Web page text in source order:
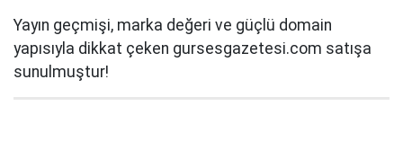
Yayın geçmişi, marka değeri ve güçlü domain
yapısıyla dikkat çeken gursesgazetesi.com satışa
sunulmuştur!